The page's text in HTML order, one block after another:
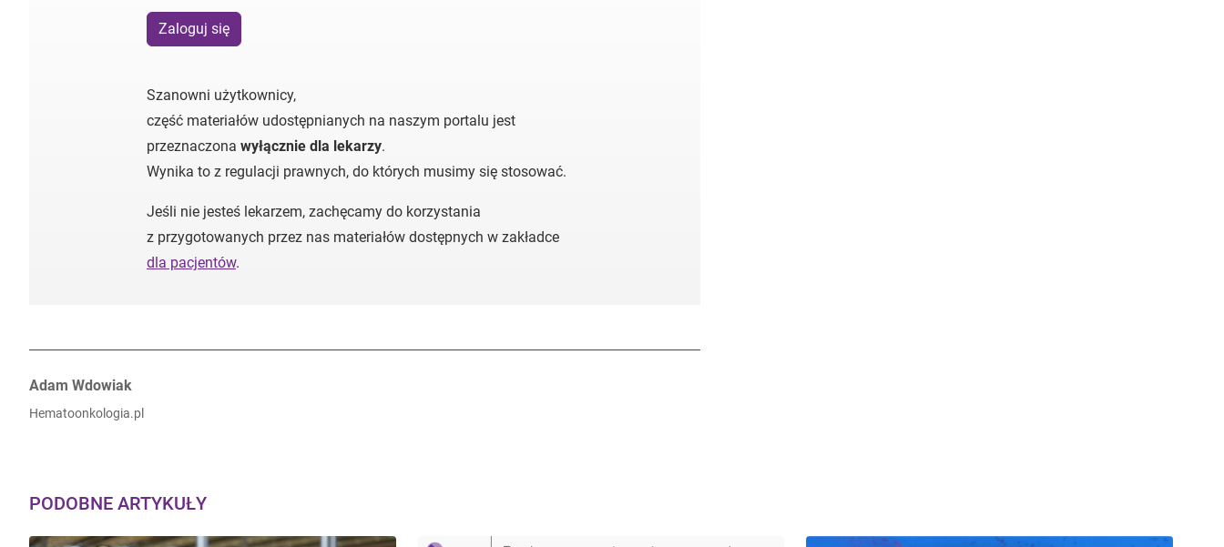
Zaloguj się
Szanowni użytkownicy,
część materiałów udostępnianych na naszym portalu jest
przeznaczona wyłącznie dla lekarzy.
Wynika to z regulacji prawnych, do których musimy się stosować.
Jeśli nie jesteś lekarzem, zachęcamy do korzystania
z przygotowanych przez nas materiałów dostępnych w zakładce
dla pacjentów.
Autorzy:
Adam Wdowiak
Hematoonkologia.pl
PODOBNE ARTYKUŁY